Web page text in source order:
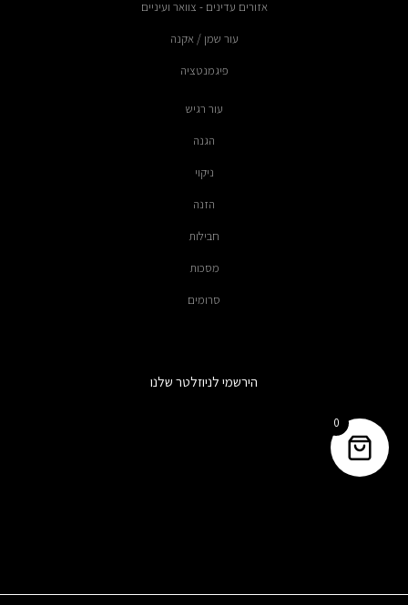
אזורים עדינים - צוואר ועיניים
עור שמן / אקנה
פיגמנטציה
עור רגיש
הגנה
ניקוי
הזנה
חבילות
מסכות
סרומים
הירשמי לניוזלטר שלנו
0